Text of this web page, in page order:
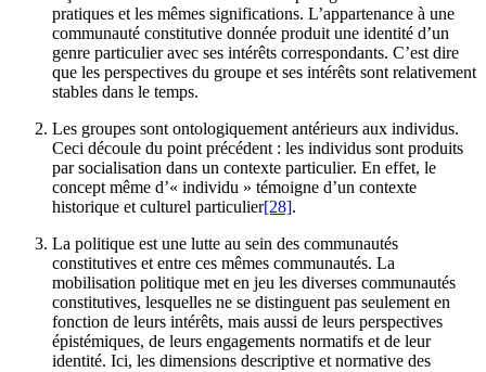
pratiques et les mêmes significations. L’appartenance à une
communauté constitutive donnée produit une identité d’un
genre particulier avec ses intérêts correspondants. C’est dire
que les perspectives du groupe et ses intérêts sont relativement
stables dans le temps.
Les groupes sont ontologiquement antérieurs aux individus.
Ceci découle du point précédent : les individus sont produits
par socialisation dans un contexte particulier. En effet, le
concept même d’« individu » témoigne d’un contexte
historique et culturel particulier[28].
La politique est une lutte au sein des communautés
constitutives et entre ces mêmes communautés. La
mobilisation politique met en jeu les diverses communautés
constitutives, lesquelles ne se distinguent pas seulement en
fonction de leurs intérêts, mais aussi de leurs perspectives
épistémiques, de leurs engagements normatifs et de leur
identité. Ici, les dimensions descriptive et normative des